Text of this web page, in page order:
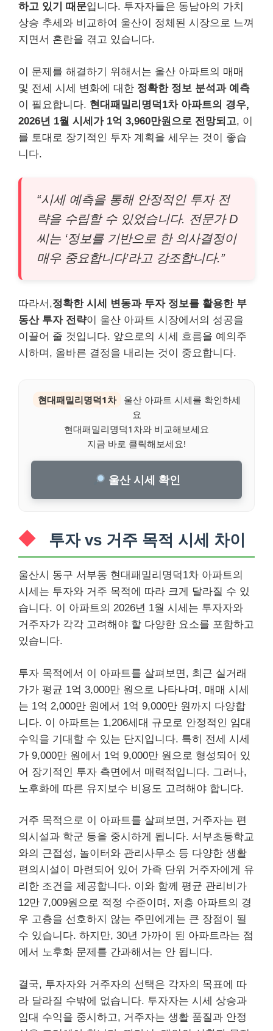
하고 있기 때문입니다. 투자자들은 동남아의 가치
상승 추세와 비교하여 울산이 정체된 시장으로 느껴
지면서 혼란을 겪고 있습니다.
이 문제를 해결하기 위해서는 울산 아파트의 매매
및 전세 시세 변화에 대한 정확한 정보 분석과 예측
이 필요합니다. 현대패밀리명덕1차 아파트의 경우,
2026년 1월 시세가 1억 3,960만원으로 전망되고, 이
를 토대로 장기적인 투자 계획을 세우는 것이 좋습
니다.
“시세 예측을 통해 안정적인 투자 전
략을 수립할 수 있었습니다. 전문가 D
씨는 ‘정보를 기반으로 한 의사결정이
매우 중요합니다’라고 강조합니다.”
따라서,정확한 시세 변동과 투자 정보를 활용한 부
동산 투자 전략이 울산 아파트 시장에서의 성공을
이끌어 줄 것입니다. 앞으로의 시세 흐름을 예의주
시하며, 올바른 결정을 내리는 것이 중요합니다.
현대패밀리명덕1차
울산 아파트 시세를 확인하세
요
현대패밀리명덕1차와 비교해보세요
지금 바로 클릭해보세요!
울산 시세 확인
투자 vs 거주 목적 시세 차이
울산시 동구 서부동 현대패밀리명덕1차 아파트의
시세는 투자와 거주 목적에 따라 크게 달라질 수 있
습니다. 이 아파트의 2026년 1월 시세는 투자자와
거주자가 각각 고려해야 할 다양한 요소를 포함하고
있습니다.
투자 목적에서 이 아파트를 살펴보면, 최근 실거래
가가 평균 1억 3,000만 원으로 나타나며, 매매 시세
는 1억 2,000만 원에서 1억 9,000만 원까지 다양합
니다. 이 아파트는 1,206세대 규모로 안정적인 임대
수익을 기대할 수 있는 단지입니다. 특히 전세 시세
가 9,000만 원에서 1억 9,000만 원으로 형성되어 있
어 장기적인 투자 측면에서 매력적입니다. 그러나,
노후화에 따른 유지보수 비용도 고려해야 합니다.
거주 목적으로 이 아파트를 살펴보면, 거주자는 편
의시설과 학군 등을 중시하게 됩니다. 서부초등학교
와의 근접성, 놀이터와 관리사무소 등 다양한 생활
편의시설이 마련되어 있어 가족 단위 거주자에게 유
리한 조건을 제공합니다. 이와 함께 평균 관리비가
12만 7,009원으로 적정 수준이며, 저층 아파트의 경
우 고층을 선호하지 않는 주민에게는 큰 장점이 될
수 있습니다. 하지만, 30년 가까이 된 아파트라는 점
에서 노후화 문제를 간과해서는 안 됩니다.
결국, 투자자와 거주자의 선택은 각자의 목표에 따
라 달라질 수밖에 없습니다. 투자자는 시세 상승과
임대 수익을 중시하고, 거주자는 생활 품질과 안정